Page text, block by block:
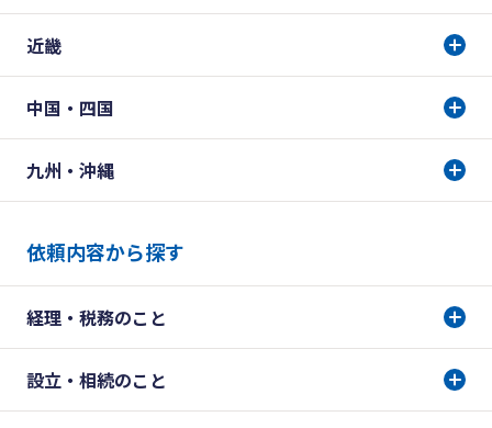
近畿
中国・四国
九州・沖縄
依頼内容から探す
経理・税務のこと
設立・相続のこと